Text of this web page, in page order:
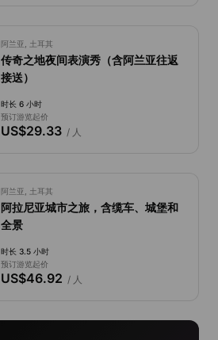
阿兰亚, 土耳其
传奇之地夜间表演秀（含阿兰亚往返
接送）
时长 6 小时
预订游览起价
US$29.33/ 人
阿兰亚, 土耳其
阿拉尼亚城市之旅，含缆车、城堡和
全景
时长 3.5 小时
预订游览起价
US$46.92 / 人